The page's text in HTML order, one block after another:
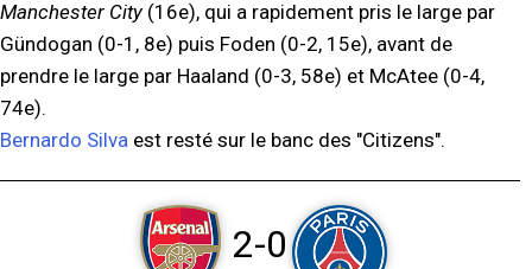
Manchester City(16e), qui a rapidement pris le large par
Gündogan (0-1, 8e) puis Foden (0-2, 15e), avant de
prendre le large par Haaland (0-3, 58e) et McAtee (0-4,
74e).
Bernardo Silva est resté sur le banc des "Citizens".
2-0